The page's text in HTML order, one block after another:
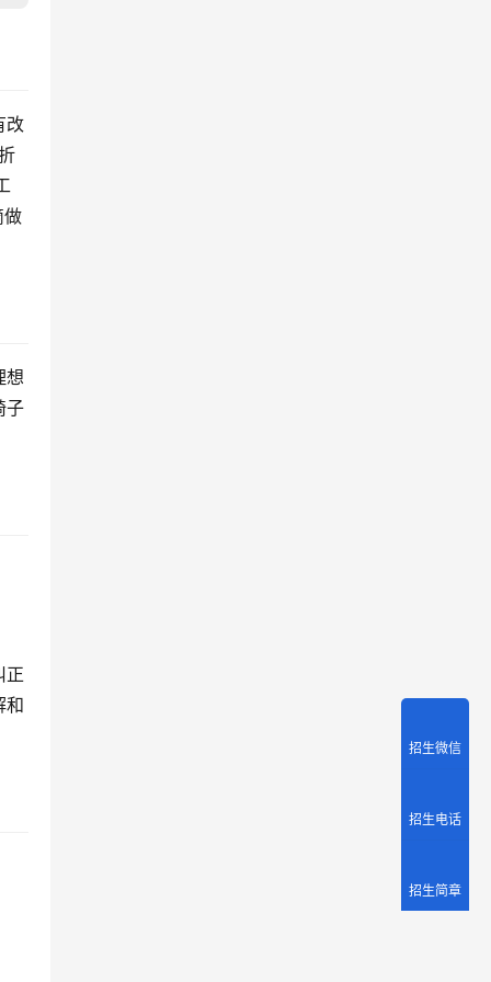
改
做
想
子
正
和
招生微信
招生电话
招生简章